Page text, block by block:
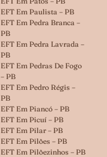
EFT Em Paulista – PB
EFT Em Pedra Branca –
PB
EFT Em Pedra Lavrada –
PB
EFT Em Pedras De Fogo
– PB
EFT Em Pedro Régis –
PB
EFT Em Piancó – PB
EFT Em Picuí – PB
EFT Em Pilar – PB
EFT Em Pilões – PB
EFT Em Pilõezinhos – PB